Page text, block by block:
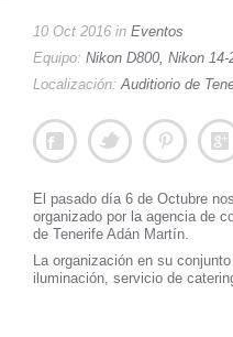
10 Oct 2016 in Eventos
Equipo: Nikon D800, Nikon
Localización: Auditiorio de
El pasado día 6 de Octubre
organizado por la agencia de
de Tenerife Adán Martín.
La organización en su
iluminación, servicio de